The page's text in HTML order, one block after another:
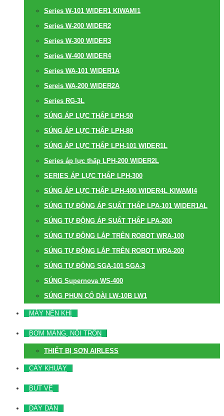
Series W-101 WIDER1 KIWAMI1
Series W-200 WIDER2
Series W-300 WIDER3
Series W-400 WIDER4
Series WA-101 WIDER1A
Sereis WA-200 WIDER2A
Series RG-3L
SÚNG ÁP LỰC THẤP LPH-50
SÚNG ÁP LỰC THẤP LPH-80
SÚNG ÁP LỰC THẤP LPH-101 WIDER1L
Series áp lực thấp LPH-200 WIDER2L
SERIES ÁP LỰC THẤP LPH-300
SÚNG ÁP LỰC THẤP LPH-400 WIDER4L KIWAMI4
SÚNG TỰ ĐỘNG ÁP SUẤT THẤP LPA-101 WIDER1AL
SÚNG TỰ ĐỘNG ÁP SUẤT THẤP LPA-200
SÚNG TỰ ĐỘNG LẮP TRÊN ROBOT WRA-100
SÚNG TỰ ĐỘNG LẮP TRÊN ROBOT WRA-200
SÚNG TỰ ĐỘNG SGA-101 SGA-3
SÚNG Supernova WS-400
SÚNG PHUN CỔ DÀI LW-10B LW1
MÁY NÉN KHÍ
BƠM MÀNG, NỒI TRỘN
THIẾT BỊ SƠN AIRLESS
CÂY KHUẤY
BÚT VẼ
DÂY DẪN